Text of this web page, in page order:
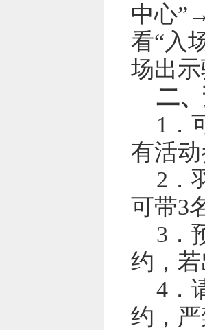
中心
看“入
场出
二
1 ．
有活
2．
可带3
3．
约，
4．
约，